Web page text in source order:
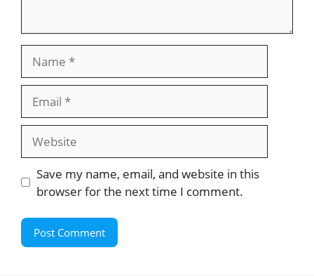
Website
Save my name, email, and website in this
browser for the next time I comment.